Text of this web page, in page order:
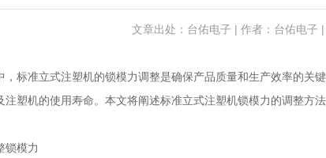
文章出处：台佑电子 | 作者：台佑电子
，标准立式注塑机的锁模力调整是确保产品质量和生产效率的关
注塑机的使用寿命。本文将阐述标准立式注塑机锁模力的调整方
锁模力